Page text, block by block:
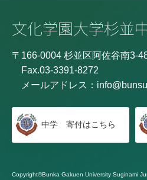
〒166-0004 杉並区阿佐谷南3-
Fax.03-3391-8272
メールアドレス：
中学 寄付はこちら
Copyright©Bunka Gakuen University Suginami